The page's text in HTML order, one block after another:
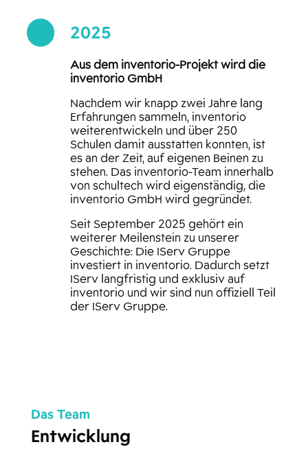
2025
Aus dem inventorio-Projekt wird die
inventorio GmbH
Nachdem wir knapp zwei Jahre lang
Erfahrungen sammeln, inventorio
weiterentwickeln und über 250
Schulen damit ausstatten konnten, ist
es an der Zeit, auf eigenen Beinen zu
stehen. Das inventorio-Team innerhalb
von schultech wird eigenständig, die
inventorio GmbH wird gegründet.
Seit September 2025 gehört ein
weiterer Meilenstein zu unserer
Geschichte: Die IServ Gruppe
investiert in inventorio. Dadurch setzt
IServ langfristig und exklusiv auf
inventorio und wir sind nun offiziell Teil
der IServ Gruppe.
Das Team
Entwicklung